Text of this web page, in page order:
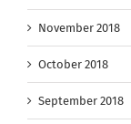
November 2018
October 2018
September 2018